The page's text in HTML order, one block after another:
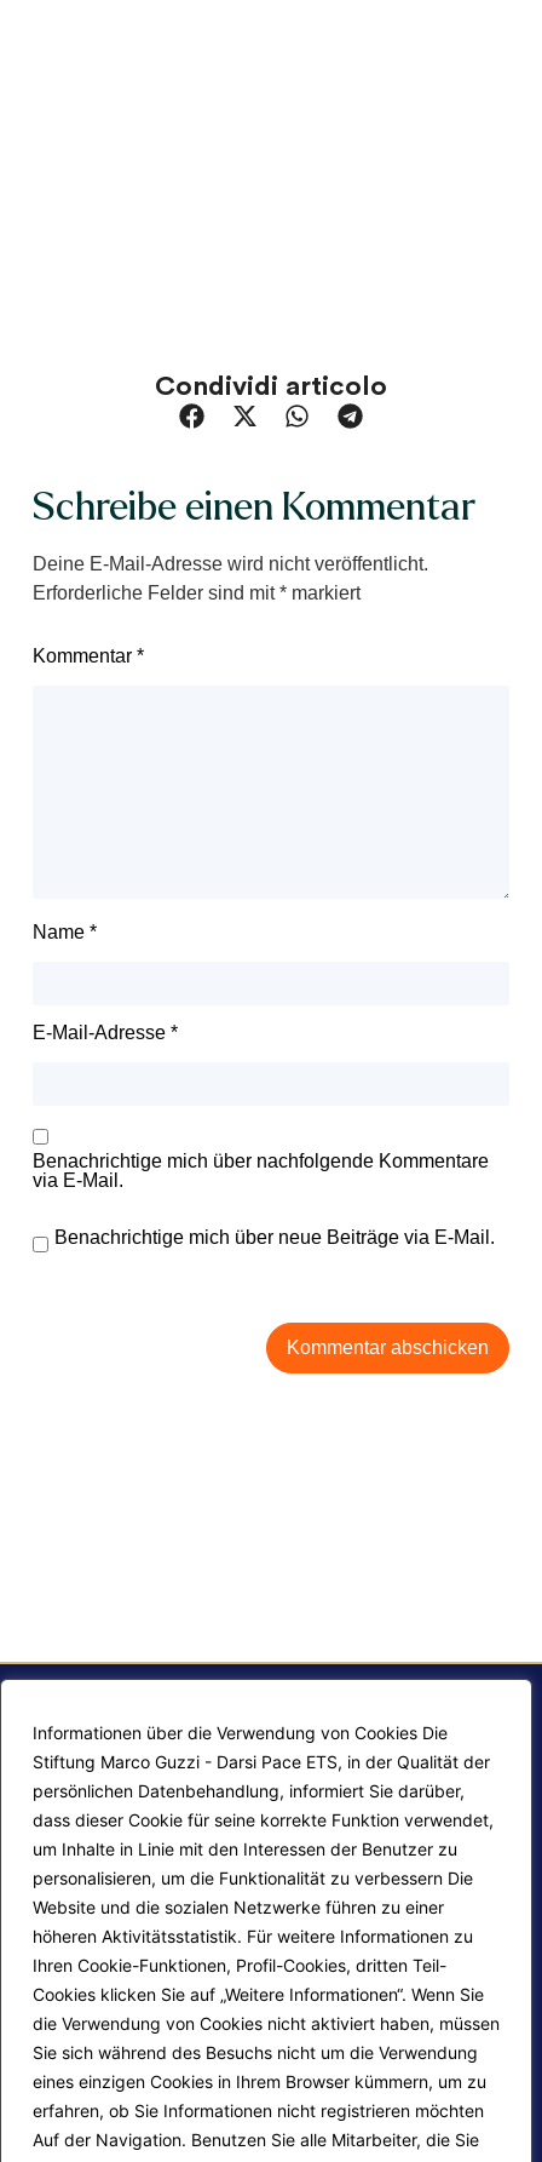
Informationen über die Verwendung von Cookies Die
Stiftung Marco Guzzi - Darsi Pace ETS, in der Qualität der
persönlichen Datenbehandlung, informiert Sie darüber,
dass dieser Cookie für seine korrekte Funktion verwendet,
um Inhalte in Linie mit den Interessen der Benutzer zu
personalisieren, um die Funktionalität zu verbessern Die
Website und die sozialen Netzwerke führen zu einer
höheren Aktivitätsstatistik. Für weitere Informationen zu
Ihren Cookie-Funktionen, Profil-Cookies, dritten Teil-
Cookies klicken Sie auf „Weitere Informationen“. Wenn Sie
die Verwendung von Cookies nicht aktiviert haben, müssen
Sie sich während des Besuchs nicht um die Verwendung
eines einzigen Cookies in Ihrem Browser kümmern, um zu
erfahren, ob Sie Informationen nicht registrieren möchten
Auf der Navigation. Benutzen Sie alle Mitarbeiter, die Sie
Condividi articolo
Schreibe einen Kommentar
Deine E-Mail-Adresse wird nicht veröffentlicht.
Erforderliche Felder sind mit*markiert
Kommentar *
Name *
E-Mail-Adresse *
Benachrichtige mich über nachfolgende Kommentare
via E-Mail.
Benachrichtige mich über neue Beiträge via E-Mail.
F.A.Q.
Mappa del sito
Progetti Darsi Pace
Login redattori
Calendario corsi
Privacy Policy
Cookie Policy
Seguici su: